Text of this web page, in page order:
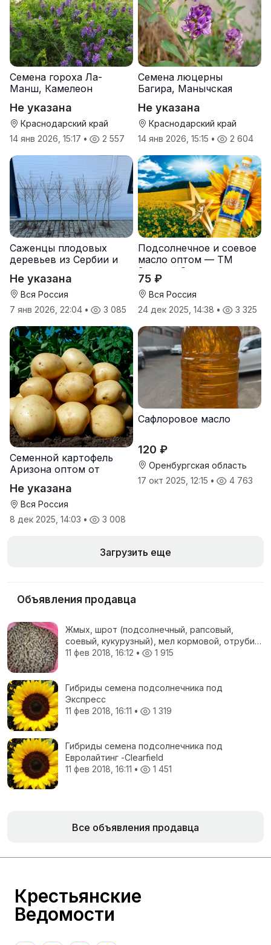
Семена гороха Ла-
Манш, Камелеон
Не указана
Краснодарский край
14 янв 2026, 15:17 • 2 557
Семена люцерны
Багира, Манычская
Не указана
Краснодарский край
14 янв 2026, 15:15 • 2 604
Саженцы плодовых
деревьев из Сербии и
Не указана
Вся Россия
7 янв 2026, 22:04 • 3 085
Подсолнечное и соевое
масло оптом — ТМ
Золотая Семечка
75 ₽
Вся Россия
24 дек 2025, 14:38 • 3 325
Семенной картофель
Аризона оптом от
Не указана
Вся Россия
8 дек 2025, 14:03 • 3 008
Сафлоровое масло
120 ₽
Оренбургская область
17 окт 2025, 12:15 • 4 763
Загрузить еще
Объявления продавца
Жмых, шрот (подсолнечный, рапсовый,
соевый, кукурузный), мел кормовой, отруби
пшеничные, жом свекловичный, соя
11 фев 2018, 16:12 • 1 915
Гибриды семена подсолнечника под
Экспресс
11 фев 2018, 16:11 • 1 319
Гибриды семена подсолнечника под
Евролайтинг -Сlearfield
11 фев 2018, 16:11 • 1 451
Все объявления продавца
Крестьянские
Ведомости